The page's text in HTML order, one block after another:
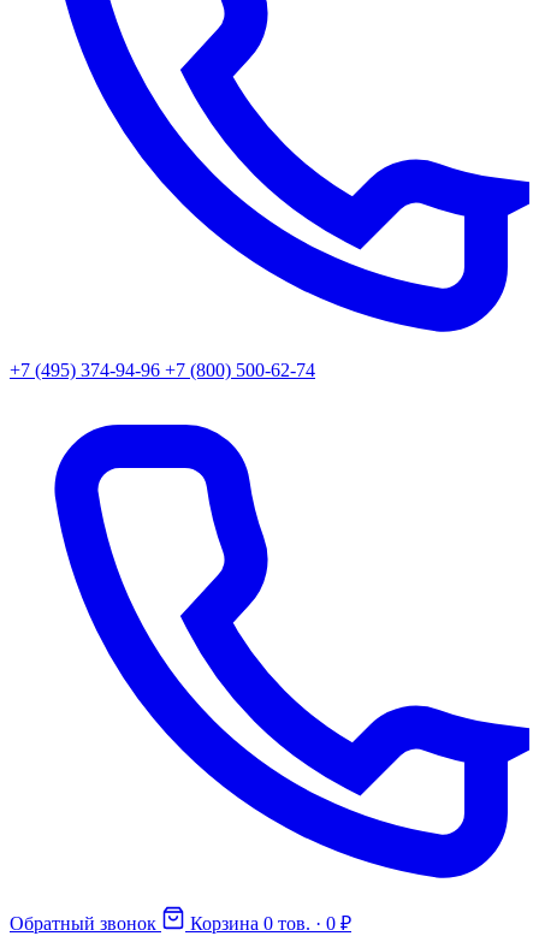
+7 (495) 374-94-96 +7 (800) 500-62-74
Обратный звонок Корзина 0 тов. · 0 ₽